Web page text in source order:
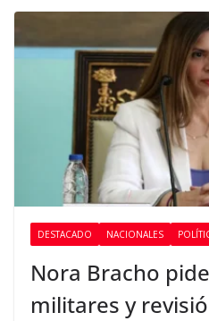
DESTACADO NACIONALES
Nora Bracho
militares y